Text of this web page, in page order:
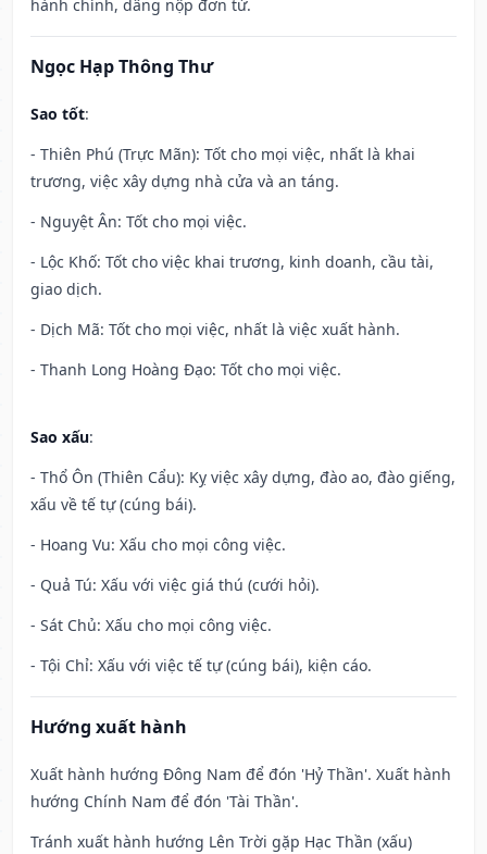
hành chính, dâng nộp đơn từ.
Ngọc Hạp Thông Thư
Sao tốt:
- Thiên Phú (Trực Mãn): Tốt cho mọi việc, nhất là khai
trương, việc xây dựng nhà cửa và an táng.
- Nguyệt Ân: Tốt cho mọi việc.
- Lộc Khố: Tốt cho việc khai trương, kinh doanh, cầu tài,
giao dịch.
- Dịch Mã: Tốt cho mọi việc, nhất là việc xuất hành.
- Thanh Long Hoàng Đạo: Tốt cho mọi việc.
Sao xấu:
- Thổ Ôn (Thiên Cẩu): Kỵ việc xây dựng, đào ao, đào giếng,
xấu về tế tự (cúng bái).
- Hoang Vu: Xấu cho mọi công việc.
- Quả Tú: Xấu với việc giá thú (cưới hỏi).
- Sát Chủ: Xấu cho mọi công việc.
- Tội Chỉ: Xấu với việc tế tự (cúng bái), kiện cáo.
Hướng xuất hành
Xuất hành hướng Đông Nam để đón 'Hỷ Thần'. Xuất hành
hướng Chính Nam để đón 'Tài Thần'.
Tránh xuất hành hướng Lên Trời gặp Hạc Thần (xấu)